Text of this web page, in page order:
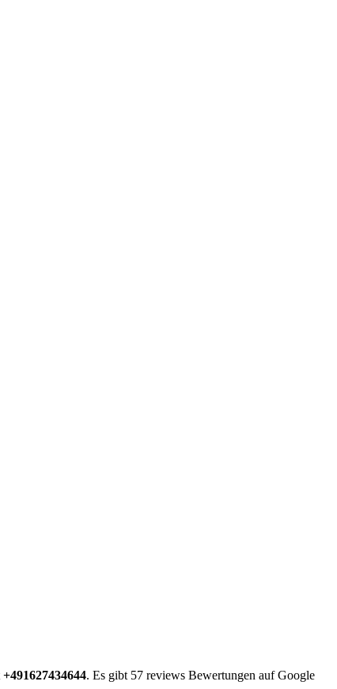
+491627434644. Es gibt 57 reviews Bewertungen auf Google